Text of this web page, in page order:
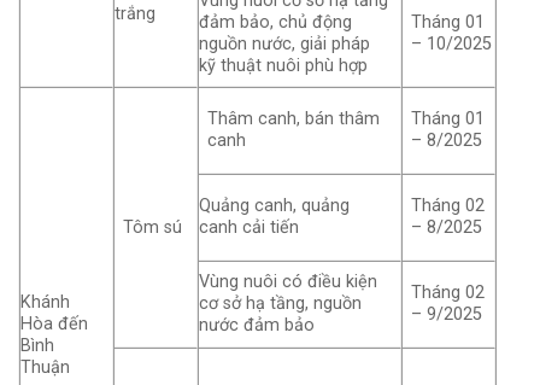
trắng
đảm bảo, chủ động
nguồn nước, giải pháp
kỹ thuật nuôi phù hợp
Tháng 01
– 10/2025
Khánh
Hòa đến
Bình
Thuận
Tôm sú
Thâm canh, bán thâm
canh
Tháng 01
– 8/2025
Quảng canh, quảng
canh cải tiến
Tháng 02
– 8/2025
Vùng nuôi có điều kiện
cơ sở hạ tầng, nguồn
nước đảm bảo
Tháng 02
– 9/2025